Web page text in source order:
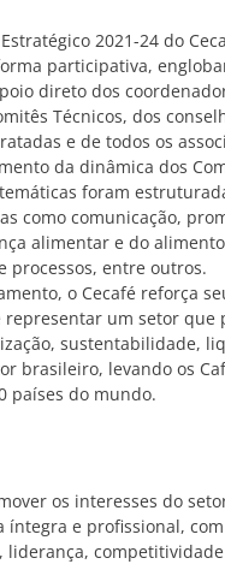
2021-24 do
participativa,
direto dos
Técnicos, dos
e de todos os
da dinâmica dos
foram
como comunicação,
alimentar e do
processos, entre outros.
o Cecafé reforça
representar um setor que
sustentabilidade,
brasileiro, levando os
países do mundo.
os interesses do
íntegra e profissional, com
liderança,